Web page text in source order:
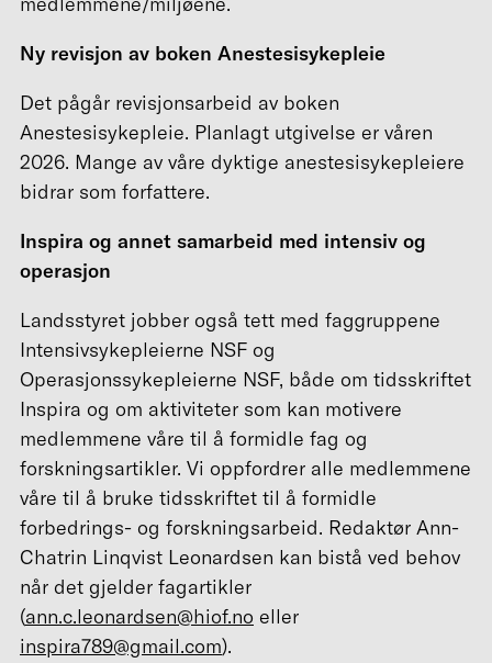
Ny revisjon av boken Anestesisykepleie
Det pågår revisjonsarbeid av boken
Anestesisykepleie. Planlagt utgivelse er våren
2026. Mange av våre dyktige anestesisykepleiere
bidrar som forfattere.
Inspira og annet samarbeid med intensiv og
operasjon
Landsstyret jobber også tett med faggruppene
Intensivsykepleierne NSF og
Operasjonssykepleierne NSF, både om tidsskriftet
Inspira og om aktiviteter som kan motivere
medlemmene våre til å formidle fag og
forskningsartikler. Vi oppfordrer alle medlemmene
våre til å bruke tidsskriftet til å formidle
forbedrings- og forskningsarbeid. Redaktør Ann-
Chatrin Linqvist Leonardsen kan bistå ved behov
når det gjelder fagartikler
(ann.c.leonardsen@hiof.no eller
inspira789@gmail.com).